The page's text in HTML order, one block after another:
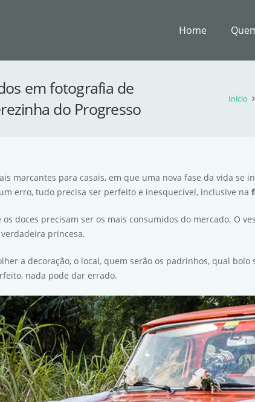
Home
em fotografia de
do Progresso
Início
marcantes para casais, em que uma nova fase da vida
erro, tudo precisa ser perfeito e inesquecível, inclusive na
doces precisam ser os mais consumidos do mercado. O
princesa.
a decoração, o local, quem serão os padrinhos, qual bolo
nada pode dar errado.